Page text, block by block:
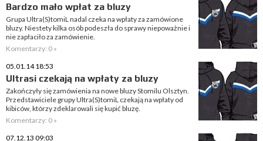
Bardzo mało wpłat za bluzy
Grupa Ultra(S)tomiL nadal czeka na wpłaty za zamówione
bluzy. Niestety kilka osób podeszła do sprawy niepoważnie i
nie zapłaciło za zamówienie.
Komentarzy: 0 »
05.01.14 18:53
Ultrasi czekają na wpłaty za bluzy
Zakończyły się zamówienia na nowe bluzy Stomilu Olsztyn.
Przedstawiciele grupy Ultra(S)tomiL czekają na wpłaty od
kibiców, którzy zdeklarowali się kupić bluzę.
Komentarzy: 0 »
07.12.13 09:03